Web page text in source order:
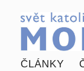
ČLÁNKY